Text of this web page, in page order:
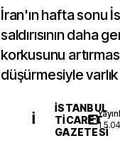
İran'ın hafta sonu
saldırısının daha
korkusunu artırması
düşürmesiyle
İ
İSTANBUL
TICARET
GAZETESI